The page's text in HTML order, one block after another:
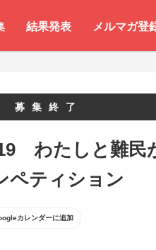
結果発表 メルマガ登
募集終了
わたしと難民
ペティション
カレンダーに追加